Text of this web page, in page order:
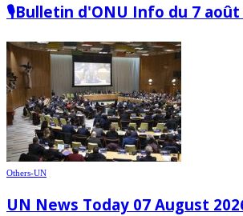
🎙️Bulletin d'ONU Info du 7 août
Others-UN
UN News Today 07 August